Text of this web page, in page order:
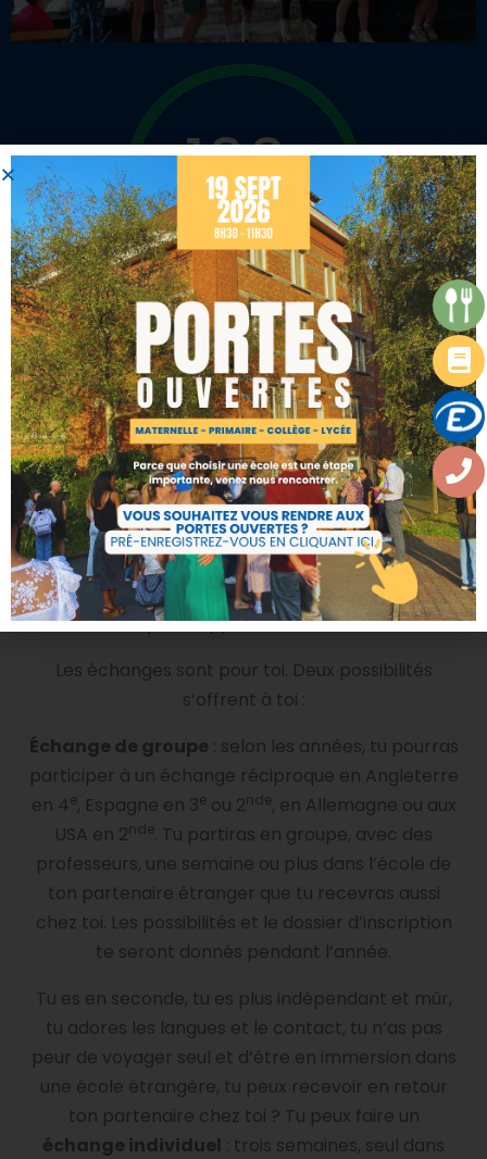
100%
de réussite au KET
29% ont même obtenu le niveau B1 (plus haut niveau
de l’examen) avec un score moyen de 144,4
ÉCHANGES INTERNATIONAUX
Tu aimes les langues et tu veux mettre en pratique
ce que tu apprends en cours ?
Les échanges sont pour toi. Deux possibilités
s’offrent à toi :
Échange de groupe : selon les années, tu pourras
participer à un échange réciproque en Angleterre
en 4e, Espagne en 3eou 2nde, en Allemagne ou aux
USA en 2nde. Tu partiras en groupe, avec des
professeurs, une semaine ou plus dans l’école de
ton partenaire étranger que tu recevras aussi
chez toi. Les possibilités et le dossier d’inscription
te seront donnés pendant l’année.
Tu es en seconde, tu es plus indépendant et mûr,
tu adores les langues et le contact, tu n’as pas
peur de voyager seul et d’être en immersion dans
une école étrangère, tu peux recevoir en retour
ton partenaire chez toi ? Tu peux faire un
échange individuel : trois semaines, seul dans